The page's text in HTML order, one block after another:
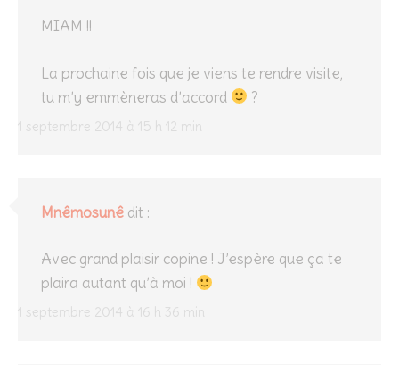
1 septembre 2014 à 15 h 12 min
MIAM !!
La prochaine fois que je viens te rendre visite,
tu m’y emmèneras d’accord
?
Mnêmosunê dit :
1 septembre 2014 à 16 h 36 min
Avec grand plaisir copine ! J’espère que ça te
plaira autant qu’à moi !